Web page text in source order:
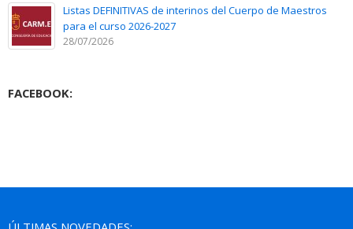
Listas DEFINITIVAS de interinos del Cuerpo de Maestros
para el curso 2026-2027
28/07/2026
FACEBOOK: